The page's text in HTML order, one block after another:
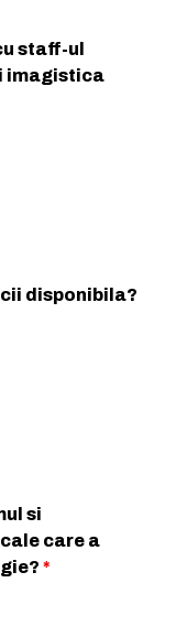
staff-ul
imagistica
disponibila?
si
care a
*